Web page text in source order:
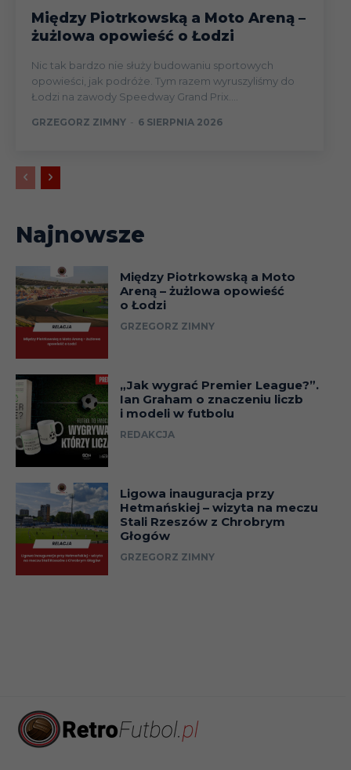
Między Piotrkowską a Moto Areną –
żużlowa opowieść o Łodzi
Nic tak bardzo nie służy budowaniu sportowych
opowieści, jak podróże. Tym razem wyruszyliśmy do
Łodzi na zawody Speedway Grand Prix....
GRZEGORZ ZIMNY - 6 SIERPNIA 2026
Najnowsze
Między Piotrkowską a Moto
Areną – żużlowa opowieść
o Łodzi
GRZEGORZ ZIMNY
„Jak wygrać Premier League?”.
Ian Graham o znaczeniu liczb
i modeli w futbolu
REDAKCJA
Ligowa inauguracja przy
Hetmańskiej – wizyta na meczu
Stali Rzeszów z Chrobrym
Głogów
GRZEGORZ ZIMNY